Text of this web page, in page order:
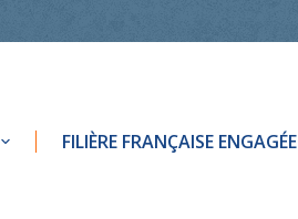
FILIÈRE FRANÇAISE ENGAGÉE